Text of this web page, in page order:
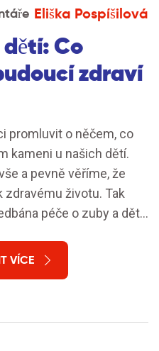
Eliška Pospíšilová
Co
zdraví
promluvit o něčem, co
kameni u našich dětí.
a pevně věříme, že
životu. Tak
péče o zuby a děti
o zuby našich ratolestí a
VÍCE